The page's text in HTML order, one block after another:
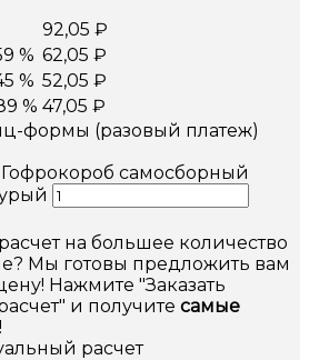
92,05 ₽
% 62,05 ₽
% 52,05 ₽
% 47,05 ₽
формы (разовый платеж)
Гофрокороб самосборный
на большее количество
Мы готовы предложить вам
Нажмите "Заказать
и получите самые
!
расчет